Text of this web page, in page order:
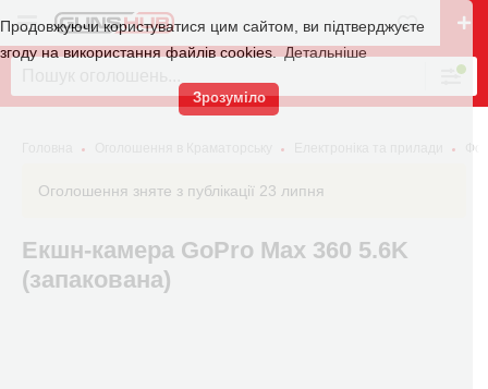
Продовжуючи користуватися цим сайтом, ви підтверджуєте
згоду на використання файлів cookies.
Детальніше
Зрозуміло
Оголошення зняте з публікації 23 липня
Екшн-камера GoPro Max 360 5.6K
(запакована)